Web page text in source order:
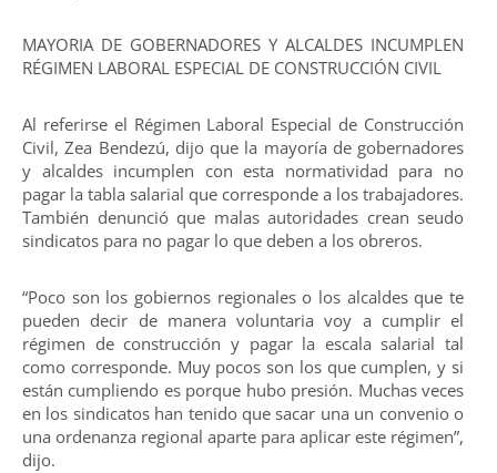
MAYORIA DE GOBERNADORES Y ALCALDES INCUMPLEN
RÉGIMEN LABORAL ESPECIAL DE CONSTRUCCIÓN CIVIL
Al referirse el Régimen Laboral Especial de Construcción
Civil, Zea Bendezú, dijo que la mayoría de gobernadores
y alcaldes incumplen con esta normatividad para no
pagar la tabla salarial que corresponde a los trabajadores.
También denunció que malas autoridades crean seudo
sindicatos para no pagar lo que deben a los obreros.
“Poco son los gobiernos regionales o los alcaldes que te
pueden decir de manera voluntaria voy a cumplir el
régimen de construcción y pagar la escala salarial tal
como corresponde. Muy pocos son los que cumplen, y si
están cumpliendo es porque hubo presión. Muchas veces
en los sindicatos han tenido que sacar una un convenio o
una ordenanza regional aparte para aplicar este régimen”,
dijo.